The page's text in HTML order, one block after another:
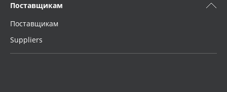
Поставщикам
Поставщикам
Suppliers